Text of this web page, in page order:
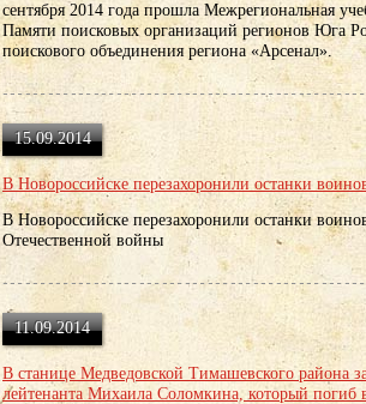
сентября 2014 года прошла Межрегиональная
Памяти поисковых организаций регионов Юга
поискового объединения региона «Арсенал».
15.09.2014
В Новороссийске перезахоронили останки
В Новороссийске перезахоронили останки
Отечественной войны
11.09.2014
В станице Медведовской Тимашевского района
лейтенанта Михаила Соломкина, который погиб